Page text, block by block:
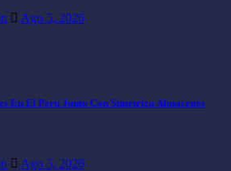
Ago 5, 2026
En El Perú Junto Con Simetrica Almacenes
Ago 5, 2026